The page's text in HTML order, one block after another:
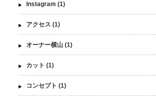
Instagram (1)
アクセス (1)
オーナー横山 (1)
カット (1)
コンセプト (1)